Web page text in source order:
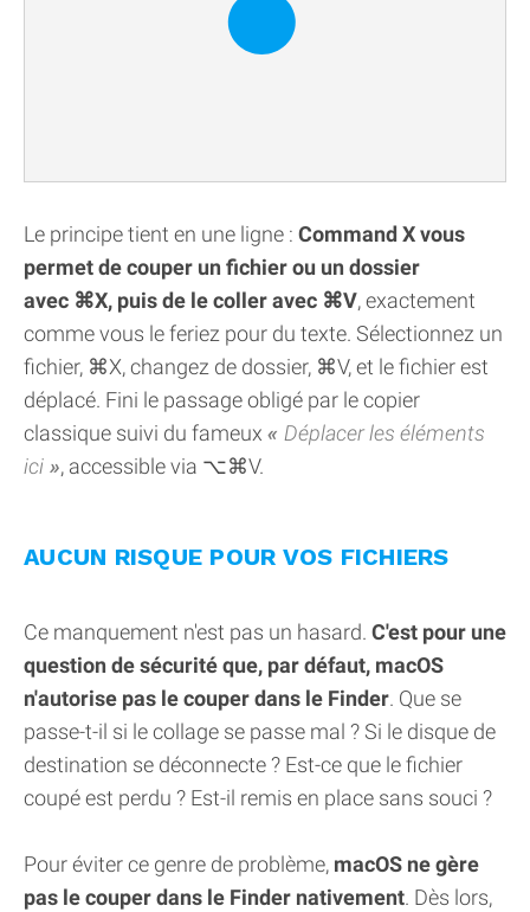
Le principe tient en une ligne : Command X vous
permet de couper un fichier ou un dossier
avec ⌘X, puis de le coller avec ⌘V, exactement
comme vous le feriez pour du texte. Sélectionnez un
fichier, ⌘X, changez de dossier, ⌘V, et le fichier est
déplacé. Fini le passage obligé par le copier
classique suivi du fameux
Déplacer les éléments
ici
, accessible via ⌥⌘V.
AUCUN RISQUE POUR VOS FICHIERS
Ce manquement n'est pas un hasard. C'est pour une
question de sécurité que, par défaut, macOS
n'autorise pas le couper dans le Finder. Que se
passe-t-il si le collage se passe mal ? Si le disque de
destination se déconnecte ? Est-ce que le fichier
coupé est perdu ? Est-il remis en place sans souci ?
Pour éviter ce genre de problème, macOS ne gère
pas le couper dans le Finder nativement. Dès lors,